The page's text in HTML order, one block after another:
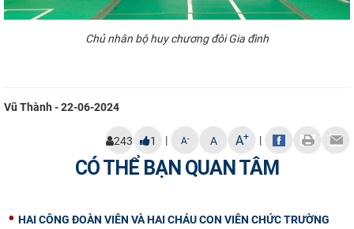
Chủnhân bộ huy chươngđôi Gia đình
Vũ Thành - 22-06-2024
243 1 | A- A A+ |
CÓ THỂ BẠN QUAN TÂM
HAI CÔNG ĐOÀN VIÊN VÀ HAI CHÁU CON VIÊN CHỨC TRƯỜNG